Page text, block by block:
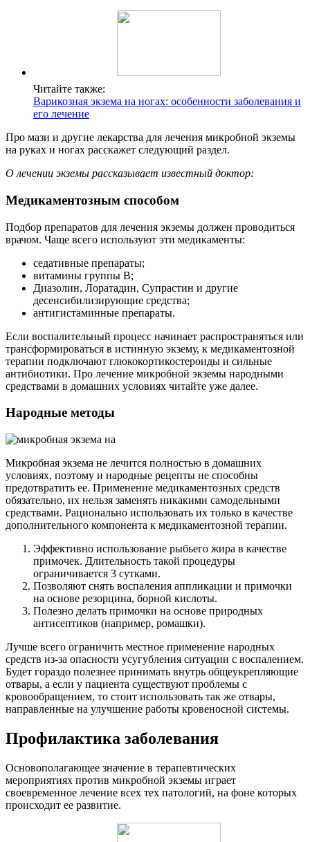
Читайте также:
Варикозная экзема на ногах: особенности заболевания и
его лечение
Про мази и другие лекарства для лечения микробной экземы
на руках и ногах расскажет следующий раздел.
О лечении экземы рассказывает известный доктор:
Медикаментозным способом
Подбор препаратов для лечения экземы должен проводиться
врачом. Чаще всего используют эти медикаменты:
седативные препараты;
витамины группы B;
Диазолин, Лоратадин, Супрастин и другие
десенсибилизирующие средства;
антигистаминные препараты.
Если воспалительный процесс начинает распространяться или
трансформироваться в истинную экзему, к медикаментозной
терапии подключают глюкокортикостероиды и сильные
антибиотики. Про лечение микробной экземы народными
средствами в домашних условиях читайте уже далее.
Народные методы
Микробная экзема не лечится полностью в домашних
условиях, поэтому и народные рецепты не способны
предотвратить ее. Применение медикаментозных средств
обязательно, их нельзя заменять никакими самодельными
средствами. Рационально использовать их только в качестве
дополнительного компонента к медикаментозной терапии.
Эффективно использование рыбьего жира в качестве
примочек. Длительность такой процедуры
ограничивается 3 сутками.
Позволяют снять воспаления аппликации и примочки
на основе резорцина, борной кислоты.
Полезно делать примочки на основе природных
антисептиков (например, ромашки).
Лучше всего ограничить местное применение народных
средств из-за опасности усугубления ситуации с воспалением.
Будет гораздо полезнее принимать внутрь общеукрепляющие
отвары, а если у пациента существуют проблемы с
кровообращением, то стоит использовать так же отвары,
направленные на улучшение работы кровеносной системы.
Профилактика заболевания
Основополагающее значение в терапевтических
мероприятиях против микробной экземы играет
своевременное лечение всех тех патологий, на фоне которых
происходит ее развитие.